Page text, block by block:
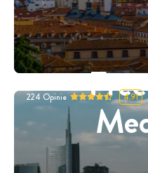
224 Opinie 4.91